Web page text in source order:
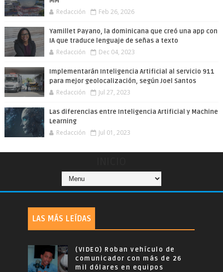
Redacción Feb 26, 2026
Yamillet Payano, la dominicana que creó una app con
IA que traduce lenguaje de señas a texto
Redacción Dec 04, 2023
Implementarán Inteligencia Artificial al servicio 911
para mejor geolocalización, según Joel Santos
Redacción Jul 27, 2023
Las diferencias entre Inteligencia Artificial y Machine
Learning
Redacción Jul 01, 2023
LAS MÁS LEÍDAS
(VIDEO) Roban vehículo de
comunicador con más de 26
mil dólares en equipos